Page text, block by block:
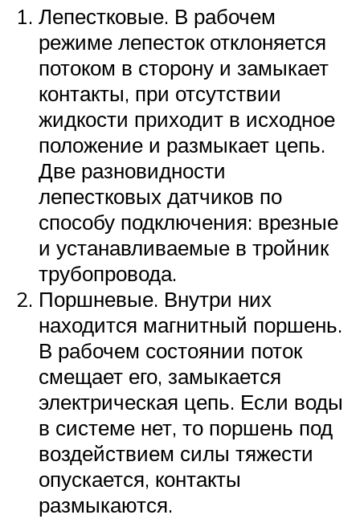
Лепестковые. В рабочем
режиме лепесток отклоняется
потоком в сторону и замыкает
контакты, при отсутствии
жидкости приходит в исходное
положение и размыкает цепь.
Две разновидности
лепестковых датчиков по
способу подключения: врезные
и устанавливаемые в тройник
трубопровода.
Поршневые. Внутри них
находится магнитный поршень.
В рабочем состоянии поток
смещает его, замыкается
электрическая цепь. Если воды
в системе нет, то поршень под
воздействием силы тяжести
опускается, контакты
размыкаются.